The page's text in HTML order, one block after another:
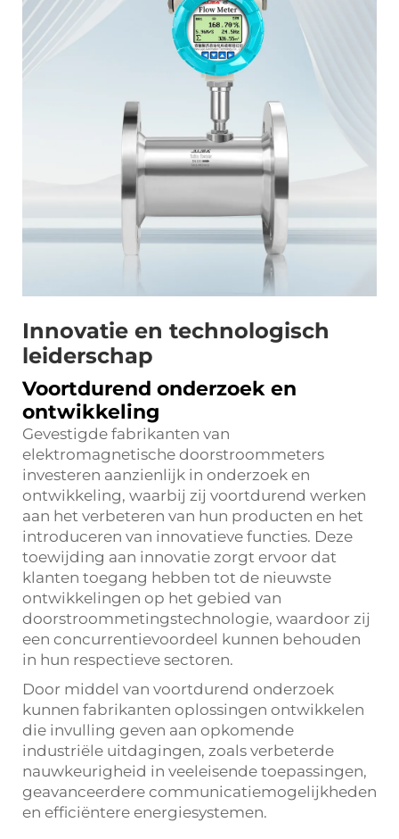
Innovatie en technologisch
leiderschap
Voortdurend onderzoek en
ontwikkeling
Gevestigde fabrikanten van
elektromagnetische doorstroommeters
investeren aanzienlijk in onderzoek en
ontwikkeling, waarbij zij voortdurend werken
aan het verbeteren van hun producten en het
introduceren van innovatieve functies. Deze
toewijding aan innovatie zorgt ervoor dat
klanten toegang hebben tot de nieuwste
ontwikkelingen op het gebied van
doorstroommetingstechnologie, waardoor zij
een concurrentievoordeel kunnen behouden
in hun respectieve sectoren.
Door middel van voortdurend onderzoek
kunnen fabrikanten oplossingen ontwikkelen
die invulling geven aan opkomende
industriële uitdagingen, zoals verbeterde
nauwkeurigheid in veeleisende toepassingen,
geavanceerdere communicatiemogelijkheden
en efficiëntere energiesystemen.